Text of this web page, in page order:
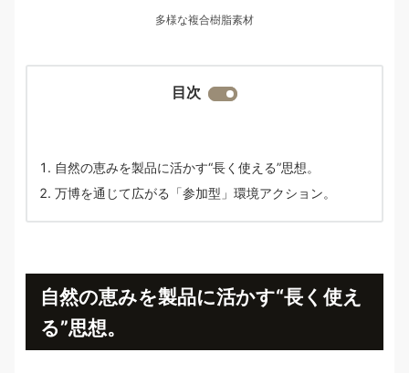
多様な複合樹脂素材
目次
自然の恵みを製品に活かす“長く使える”思想。
万博を通じて広がる「参加型」環境アクション。
自然の恵みを製品に活かす“長く使え
る”思想。